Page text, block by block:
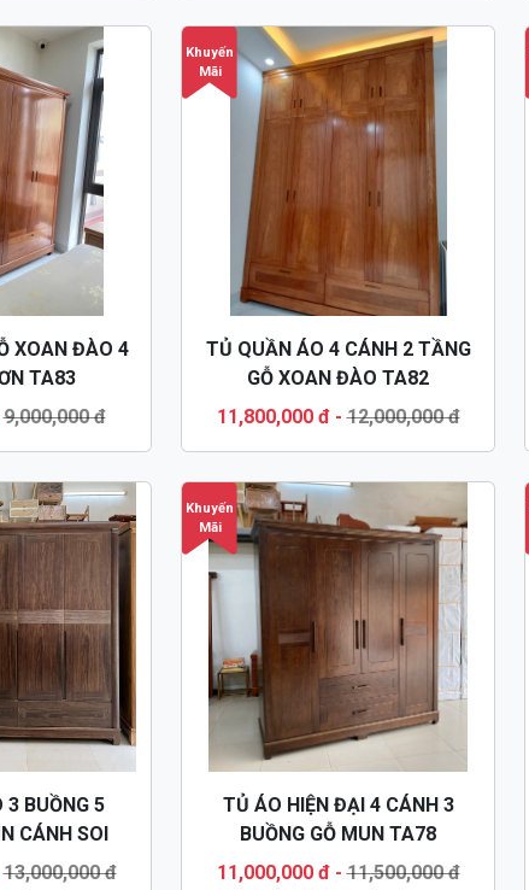
XOAN ĐÀO 4
TA83
9,000,000 đ
Khuyến
Mãi
TỦ QUẦN ÁO 4 CÁNH 2 TẦNG
GỖ XOAN ĐÀO TA82
11,800,000 đ-12,000,000 đ
BUỒNG 5
CÁNH SOI
13,000,000 đ
Khuyến
Mãi
TỦ ÁO HIỆN ĐẠI 4 CÁNH 3
BUỒNG GỖ MUN TA78
11,000,000 đ-11,500,000 đ